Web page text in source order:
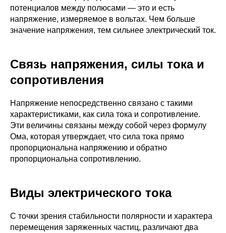
потенциалов между полюсами — это и есть
напряжение, измеряемое в вольтах. Чем больше
значение напряжения, тем сильнее электрический ток.
Связь напряжения, силы тока и
сопротивления
Напряжение непосредственно связано с такими
характеристиками, как сила тока и сопротивление.
Эти величины связаны между собой через формулу
Ома, которая утверждает, что сила тока прямо
пропорциональна напряжению и обратно
пропорциональна сопротивлению.
Виды электрического тока
С точки зрения стабильности полярности и характера
перемещения заряженных частиц, различают два